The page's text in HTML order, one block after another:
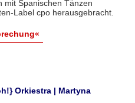
mit Spanischen Tänzen
Label cpo herausgebracht.
Orkiestra | Martyna